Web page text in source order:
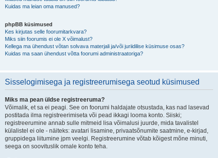
Kuidas ma leian oma manused?
phpBB küsimused
Kes kirjutas selle foorumitarkvara?
Miks siin foorumis ei ole X võimalust?
Kellega ma ühendust võtan solvava materjali ja/või juriidilise küsimuse osas?
Kuidas ma saan ühendust võtta foorumi administraatoriga?
Sisselogimisega ja registreerumisega seotud küsimused
Miks ma pean üldse registreeruma?
Võimalik, et sa ei peagi. See on foorumi haldajate otsustada, kas nad lasevad
postitada ilma registreerimiseta või pead ikkagi looma konto. Siiski;
registreerumine annab sulle mitmeid lisa võimalusi juurde, mida tavalistel
külalistel ei ole - näiteks: avatari lisamine, privaatsõnumite saatmine, e-kirjad,
gruppidega liitumine jpm veelgi. Registreerumine võtab kõigest mõne minuti,
seega on soovituslik omale konto teha.